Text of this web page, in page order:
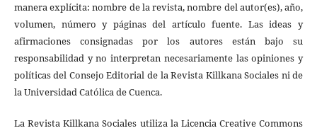
manera explícita: nombre de la revista, nombre del autor(es), año,
volumen, número y páginas del artículo fuente. Las ideas y
afirmaciones consignadas por los autores están bajo su
responsabilidad y no interpretan necesariamente las opiniones y
políticas del Consejo Editorial de la Revista Killkana Sociales ni de
la Universidad Católica de Cuenca.
La Revista Killkana Sociales utiliza la Licencia Creative Commons